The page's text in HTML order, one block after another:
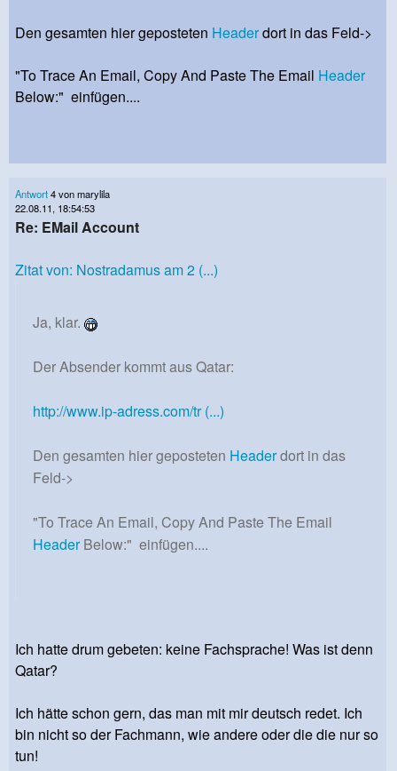
Den gesamten hier geposteten Headerdort in das Feld->
"To Trace An Email, Copy And Paste The Email Header
Below:" einfügen....
Antwort4 von marylila
22.08.11, 18:54:53
Re: EMail Account
Zitat von: Nostradamus am 2 (...)
Ja, klar.
Der Absender kommt aus Qatar:
http://www.ip-adress.com/tr (...)
Den gesamten hier geposteten Headerdort in das
Feld->
"To Trace An Email, Copy And Paste The Email
HeaderBelow:" einfügen....
Ich hatte drum gebeten: keine Fachsprache! Was ist denn
Qatar?
Ich hätte schon gern, das man mit mir deutsch redet. Ich
bin nicht so der Fachmann, wie andere oder die die nur so
tun!